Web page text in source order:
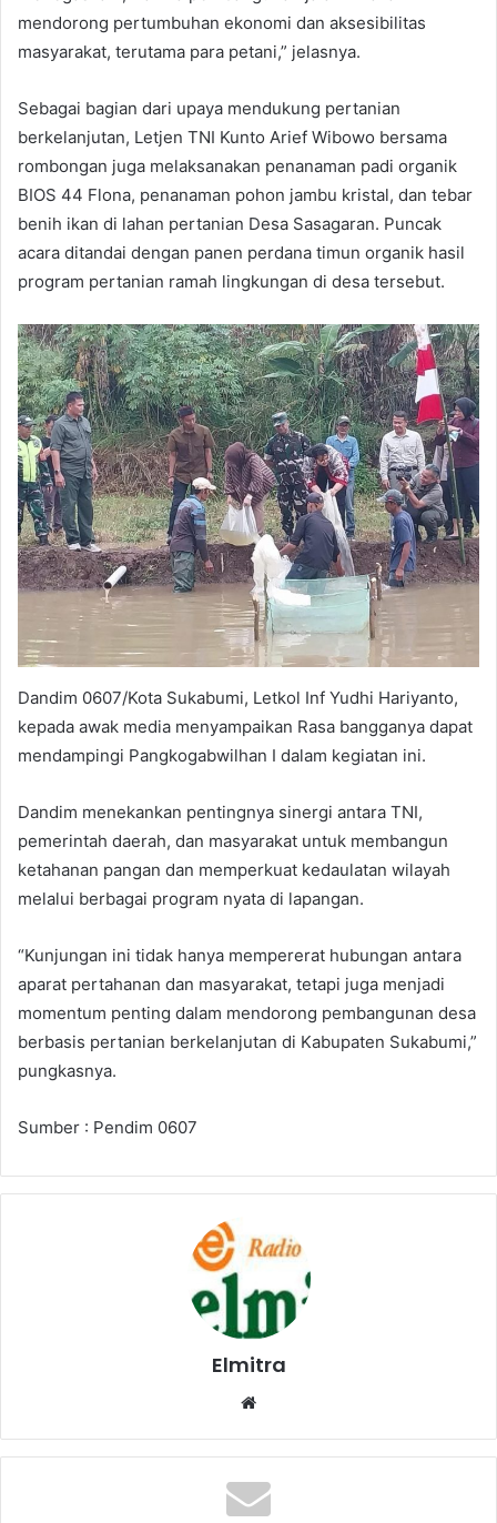
mendorong pertumbuhan ekonomi dan aksesibilitas
masyarakat, terutama para petani,” jelasnya.
Sebagai bagian dari upaya mendukung pertanian
berkelanjutan, Letjen TNI Kunto Arief Wibowo bersama
rombongan juga melaksanakan penanaman padi organik
BIOS 44 Flona, penanaman pohon jambu kristal, dan tebar
benih ikan di lahan pertanian Desa Sasagaran. Puncak
acara ditandai dengan panen perdana timun organik hasil
program pertanian ramah lingkungan di desa tersebut.
Dandim 0607/Kota Sukabumi, Letkol Inf Yudhi Hariyanto,
kepada awak media menyampaikan Rasa bangganya dapat
mendampingi Pangkogabwilhan I dalam kegiatan ini.
Dandim menekankan pentingnya sinergi antara TNI,
pemerintah daerah, dan masyarakat untuk membangun
ketahanan pangan dan memperkuat kedaulatan wilayah
melalui berbagai program nyata di lapangan.
“Kunjungan ini tidak hanya mempererat hubungan antara
aparat pertahanan dan masyarakat, tetapi juga menjadi
momentum penting dalam mendorong pembangunan desa
berbasis pertanian berkelanjutan di Kabupaten Sukabumi,”
pungkasnya.
Sumber : Pendim 0607
Elmitra
Website